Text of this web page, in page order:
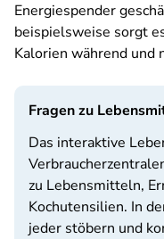
Energiespender
beispielsweise sorgt
Kalorien während und
Fragen zu
Das interaktive
zu Lebensmitteln,
Kochutensilien. In
jeder stöbern und